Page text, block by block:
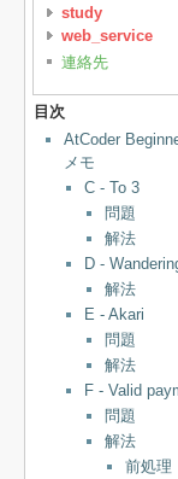
study
web_service
連絡先
目次
AtCoder
メモ
C - To 3
問題
解法
D -
解法
E - Akari
問題
解法
F - Valid
問題
解法
前処理